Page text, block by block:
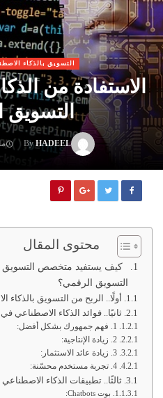
التسويق بالذكاء
الاستفادة من
By HADEEL
محتوى المقال
كيف يستفيد متخصص التسويق
التسويق الرقمي؟
أولًا.. الربح من التسويق بالذكاء
ثانيًا.. فوائد الذكاء الاصطناعي
1. فهم جمهورك بشكل أفضل:
2. زيادة الإنتاجية:
3. زيادة عائد الاستثمار:
4. تجربة مستخدم محسّنة:
ثالثًا.. تطبيقات الذكاء الاصطناعي
بوت Chatbots: